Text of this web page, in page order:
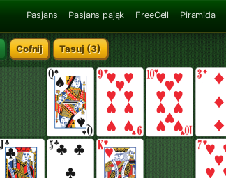
Pasjans Pasjans pająk FreeCell Piramida
Cofnij Tasuj(3)